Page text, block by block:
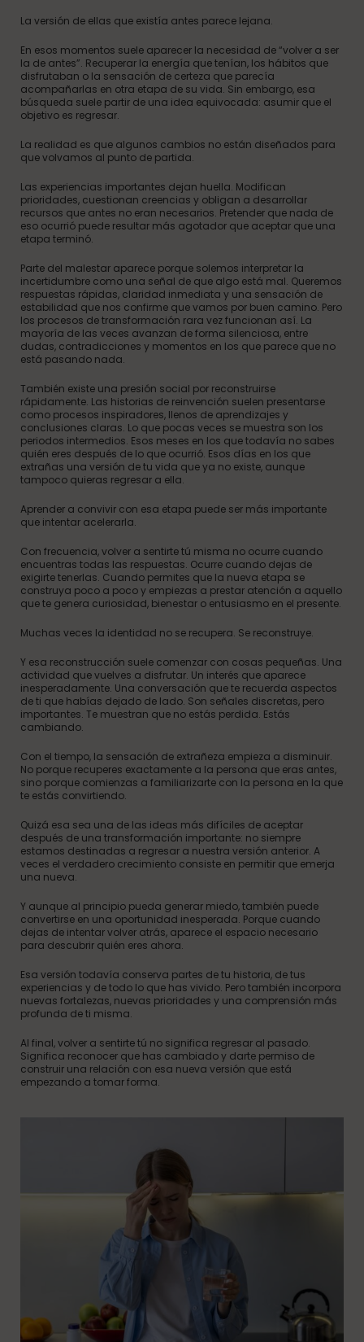
La versión de ellas que existía antes parece lejana.
En esos momentos suele aparecer la necesidad de “volver a ser
la de antes”. Recuperar la energía que tenían, los hábitos que
disfrutaban o la sensación de certeza que parecía
acompañarlas en otra etapa de su vida. Sin embargo, esa
búsqueda suele partir de una idea equivocada: asumir que el
objetivo es regresar.
La realidad es que algunos cambios no están diseñados para
que volvamos al punto de partida.
Las experiencias importantes dejan huella. Modifican
prioridades, cuestionan creencias y obligan a desarrollar
recursos que antes no eran necesarios. Pretender que nada de
eso ocurrió puede resultar más agotador que aceptar que una
etapa terminó.
Parte del malestar aparece porque solemos interpretar la
incertidumbre como una señal de que algo está mal. Queremos
respuestas rápidas, claridad inmediata y una sensación de
estabilidad que nos confirme que vamos por buen camino. Pero
los procesos de transformación rara vez funcionan así. La
mayoría de las veces avanzan de forma silenciosa, entre
dudas, contradicciones y momentos en los que parece que no
está pasando nada.
También existe una presión social por reconstruirse
rápidamente. Las historias de reinvención suelen presentarse
como procesos inspiradores, llenos de aprendizajes y
conclusiones claras. Lo que pocas veces se muestra son los
periodos intermedios. Esos meses en los que todavía no sabes
quién eres después de lo que ocurrió. Esos días en los que
extrañas una versión de tu vida que ya no existe, aunque
tampoco quieras regresar a ella.
Aprender a convivir con esa etapa puede ser más importante
que intentar acelerarla.
Con frecuencia, volver a sentirte tú misma no ocurre cuando
encuentras todas las respuestas. Ocurre cuando dejas de
exigirte tenerlas. Cuando permites que la nueva etapa se
construya poco a poco y empiezas a prestar atención a aquello
que te genera curiosidad, bienestar o entusiasmo en el presente.
Muchas veces la identidad no se recupera. Se reconstruye.
Y esa reconstrucción suele comenzar con cosas pequeñas. Una
actividad que vuelves a disfrutar. Un interés que aparece
inesperadamente. Una conversación que te recuerda aspectos
de ti que habías dejado de lado. Son señales discretas, pero
importantes. Te muestran que no estás perdida. Estás
cambiando.
Con el tiempo, la sensación de extrañeza empieza a disminuir.
No porque recuperes exactamente a la persona que eras antes,
sino porque comienzas a familiarizarte con la persona en la que
te estás convirtiendo.
Quizá esa sea una de las ideas más difíciles de aceptar
después de una transformación importante: no siempre
estamos destinadas a regresar a nuestra versión anterior. A
veces el verdadero crecimiento consiste en permitir que emerja
una nueva.
Y aunque al principio pueda generar miedo, también puede
convertirse en una oportunidad inesperada. Porque cuando
dejas de intentar volver atrás, aparece el espacio necesario
para descubrir quién eres ahora.
Esa versión todavía conserva partes de tu historia, de tus
experiencias y de todo lo que has vivido. Pero también incorpora
nuevas fortalezas, nuevas prioridades y una comprensión más
profunda de ti misma.
Al final, volver a sentirte tú no significa regresar al pasado.
Significa reconocer que has cambiado y darte permiso de
construir una relación con esa nueva versión que está
empezando a tomar forma.